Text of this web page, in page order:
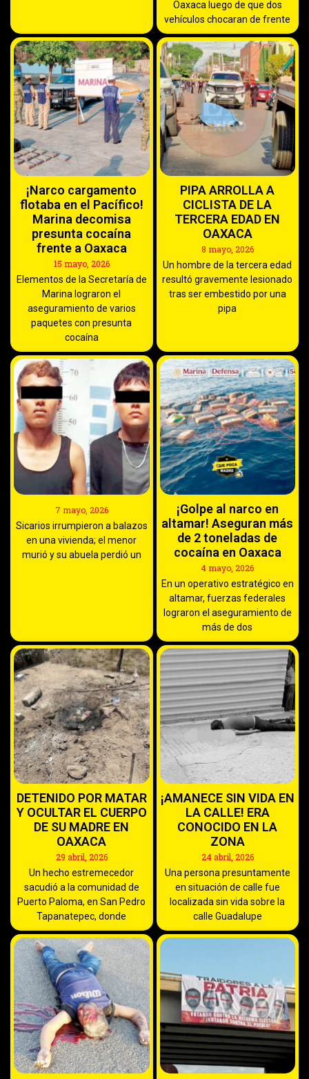
Oaxaca luego de que dos
vehículos chocaran de frente
¡Narco cargamento
flotaba en el Pacífico!
Marina decomisa
presunta cocaína
frente a Oaxaca
15 mayo, 2026
Elementos de la Secretaría de
Marina lograron el
aseguramiento de varios
paquetes con presunta
cocaína
PIPA ARROLLA A
CICLISTA DE LA
TERCERA EDAD EN
OAXACA
8 mayo, 2026
Un hombre de la tercera edad
resultó gravemente lesionado
tras ser embestido por una
pipa
7 mayo, 2026
Sicarios irrumpieron a balazos
en una vivienda; el menor
murió y su abuela perdió un
¡Golpe al narco en
altamar! Aseguran más
de 2 toneladas de
cocaína en Oaxaca
4 mayo, 2026
En un operativo estratégico en
altamar, fuerzas federales
lograron el aseguramiento de
más de dos
DETENIDO POR MATAR
Y OCULTAR EL CUERPO
DE SU MADRE EN
OAXACA
29 abril, 2026
Un hecho estremecedor
sacudió a la comunidad de
Puerto Paloma, en San Pedro
Tapanatepec, donde
¡AMANECE SIN VIDA EN
LA CALLE! ERA
CONOCIDO EN LA
ZONA
24 abril, 2026
Una persona presuntamente
en situación de calle fue
localizada sin vida sobre la
calle Guadalupe